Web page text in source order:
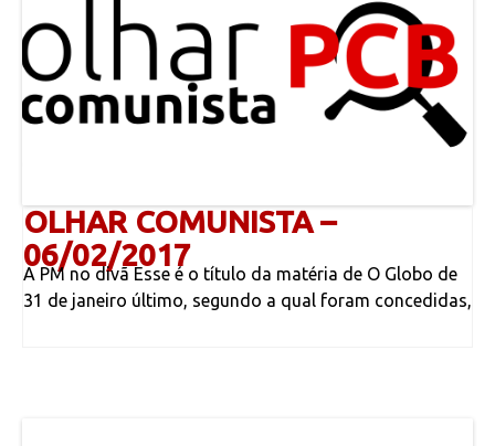
OLHAR COMUNISTA –
06/02/2017
A PM no divã Esse é o título da matéria de O Globo de
31 de janeiro último, segundo a qual foram concedidas,